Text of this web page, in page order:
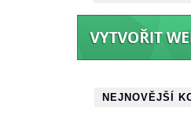
NEJNOVĚJŠÍ